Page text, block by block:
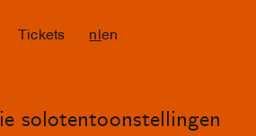
Tickets nl en
solotentoonstellingen